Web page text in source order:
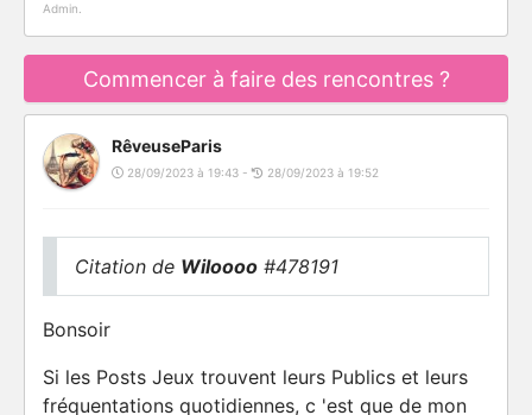
Admin.
Commencer à faire des rencontres ?
RêveuseParis
28/09/2023 à 19:43 - 28/09/2023 à 19:52
Citation de Wiloooo #478191
Bonsoir
Si les Posts Jeux trouvent leurs Publics et leurs
fréquentations quotidiennes, c 'est que de mon